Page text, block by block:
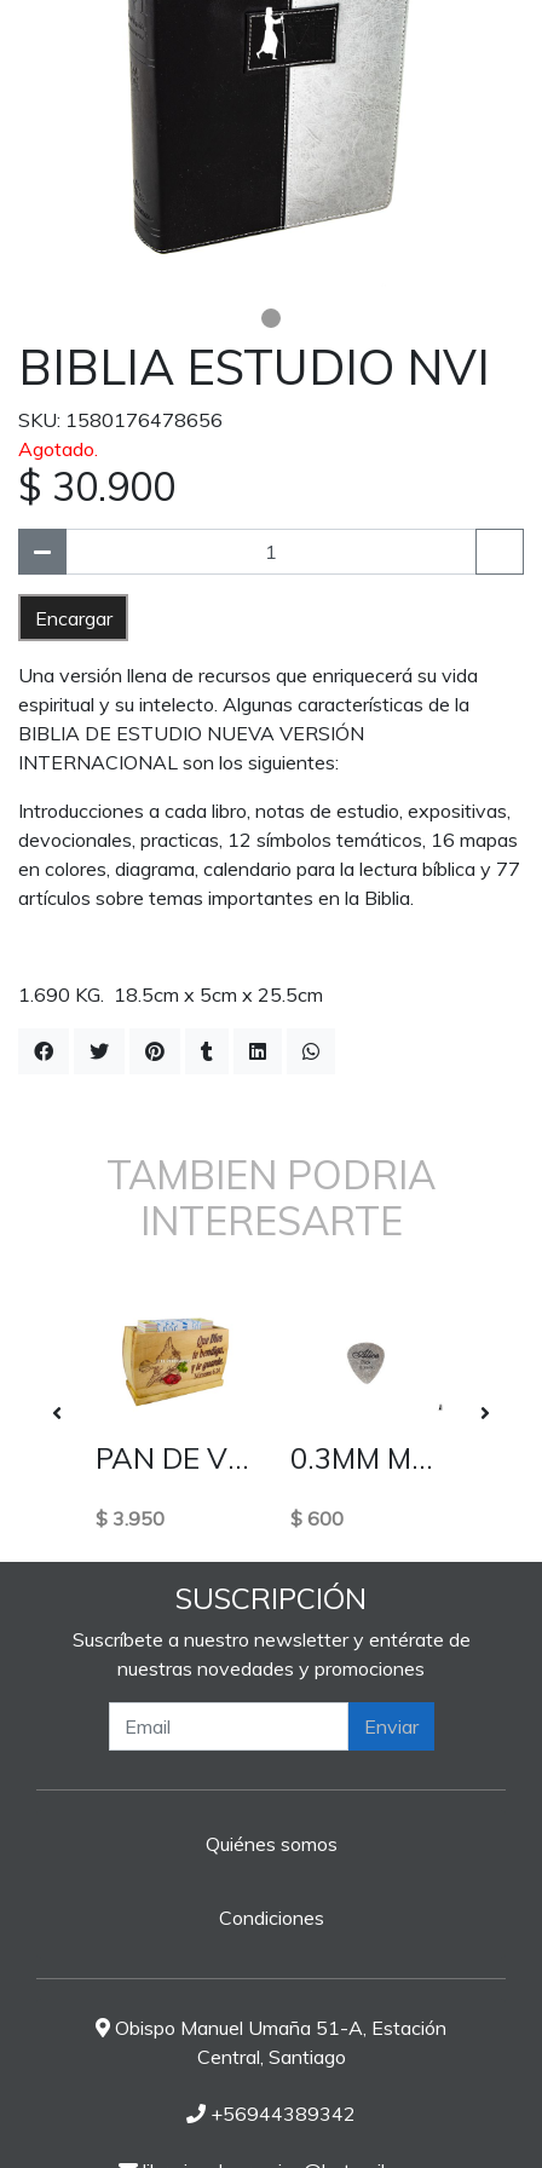
BIBLIA ESTUDIO NVI
SKU: 1580176478656
Agotado.
$ 30.900
Encargar
Una versión llena de recursos que enriquecerá su vida
espiritual y su intelecto. Algunas características de la
BIBLIA DE ESTUDIO NUEVA VERSIÓN
INTERNACIONAL son los siguientes:
Introducciones a cada libro, notas de estudio, expositivas,
devocionales, practicas, 12 símbolos temáticos, 16 mapas
en colores, diagrama, calendario para la lectura bíblica y 77
artículos sobre temas importantes en la Biblia.
1.690 KG. 18.5cm x 5cm x 25.5cm
TAMBIEN PODRIA
INTERESARTE
PAN DE VIDA
$ 3.950
0.3MM METALICA
$ 600
SUSCRIPCIÓN
Suscríbete a nuestro newsletter y entérate de
nuestras novedades y promociones
Enviar
Quiénes somos
Condiciones
Obispo Manuel Umaña 51-A, Estación
Central, Santiago
+56944389342